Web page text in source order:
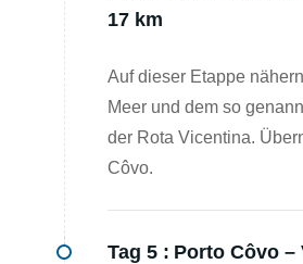
17 km
Auf dieser Etappe
Meer und dem so
der Rota Vicentina.
Côvo.
Tag 5 : Porto Côvo –